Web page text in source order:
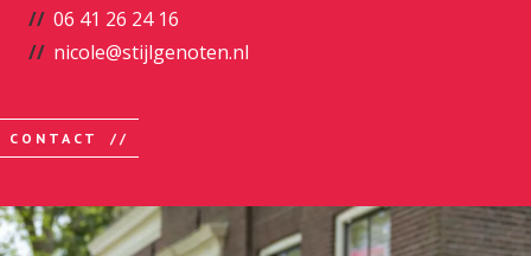
06 41 26 24 16
nicole@stijlgenoten.nl
CONTACT